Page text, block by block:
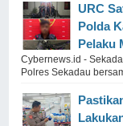
URC
Polda
Pelaku
Cybernews.id -
Polres Sekadau